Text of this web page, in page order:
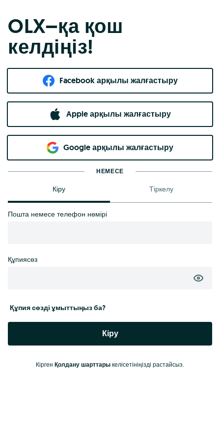
OLX–қа қош
келдіңіз!
Facebook арқылы жалғастыру
Apple арқылы жалғастыру
Google арқылы жалғастыру
НЕМЕСЕ
Кіру Тіркелу
Пошта немесе телефон нөмірі
Құпиясөз
Құпия сөзді ұмыттыңыз ба?
Кіру
Кірген Қолдану шарттары келісетініңізді растайсыз.